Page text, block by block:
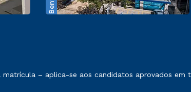
exposto no contrato de prestação de
– aplica-se aos candidatos aprovados em